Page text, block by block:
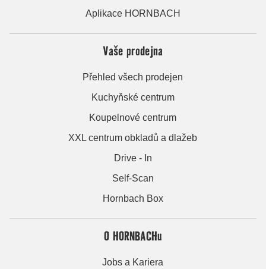
Aplikace HORNBACH
Vaše prodejna
Přehled všech prodejen
Kuchyňské centrum
Koupelnové centrum
XXL centrum obkladů a dlažeb
Drive - In
Self-Scan
Hornbach Box
O HORNBACHu
Jobs a Kariera